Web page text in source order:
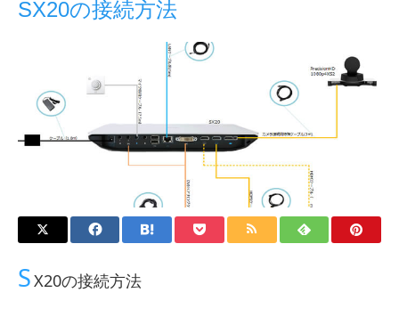
SX20の接続方法
SX20の接続方法